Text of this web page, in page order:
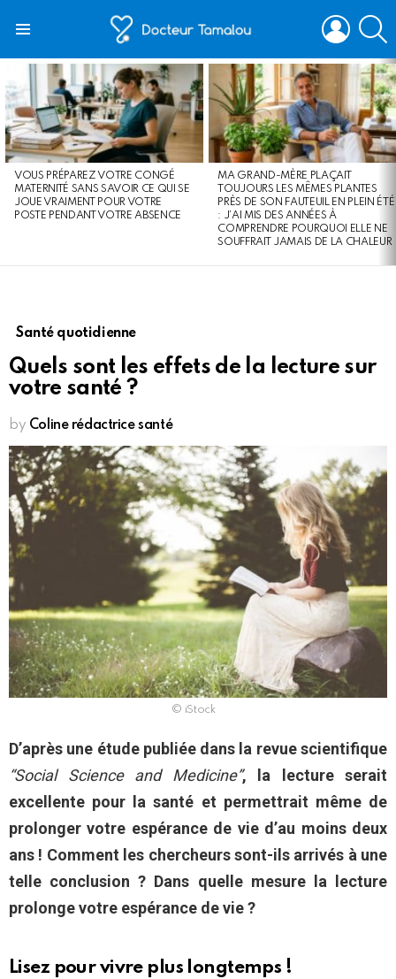
LOGIN
STORIES
VOUS PRÉPAREZ VOTRE CONGÉ
MATERNITÉ SANS SAVOIR CE QUI SE
JOUE VRAIMENT POUR VOTRE
POSTE PENDANT VOTRE ABSENCE
MA GRAND-MÈRE PLAÇAIT
TOUJOURS LES MÊMES PLANTES
PRÈS DE SON FAUTEUIL EN PLEIN ÉTÉ
: J’AI MIS DES ANNÉES À
COMPRENDRE POURQUOI ELLE NE
SOUFFRAIT JAMAIS DE LA CHALEUR
Santé quotidienne
Quels sont les effets de la lecture sur
votre santé ?
by Coline rédactrice santé
© iStock
D’après une étude publiée dans la revue scientifique
“Social Science and Medicine”, la lecture serait
excellente pour la santé et permettrait même de
prolonger votre espérance de vie d’au moins deux
ans ! Comment les chercheurs sont-ils arrivés à une
telle conclusion ? Dans quelle mesure la lecture
prolonge votre espérance de vie ?
Lisez pour vivre plus longtemps !